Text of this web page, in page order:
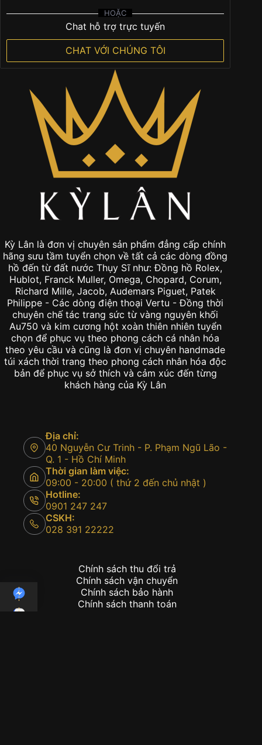
HOẶC
Chat hỗ trợ trực tuyến
CHAT VỚI CHÚNG TÔI
Kỳ Lân là đơn vị chuyên sản phẩm đẳng cấp chính
hãng sưu tầm tuyển chọn về tất cả các dòng đồng
hồ đến từ đất nước Thụy Sĩ như: Đồng hồ Rolex,
Hublot, Franck Muller, Omega, Chopard, Corum,
Richard Mille, Jacob, Audemars Piguet, Patek
Philippe - Các dòng điện thoại Vertu - Đồng thời
chuyên chế tác trang sức từ vàng nguyên khối
Au750 và kim cương hột xoàn thiên nhiên tuyển
chọn để phục vụ theo phong cách cá nhân hóa
theo yêu cầu và cũng là đơn vị chuyên handmade
túi xách thời trang theo phong cách nhân hóa độc
bản để phục vụ sở thích và cảm xúc đến từng
khách hàng của Kỳ Lân
Địa chỉ:
40 Nguyễn Cư Trinh - P. Phạm Ngũ Lão -
Q. 1 - Hồ Chí Minh
Thời gian làm việc:
09:00 - 20:00 ( thứ 2 đến chủ nhật )
Hotline:
0901 247 247
CSKH:
028 391 22222
Chính sách thu đổi trả
Chính sách vận chuyển
Chính sách bảo hành
Chính sách thanh toán